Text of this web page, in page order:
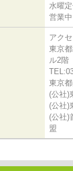
水曜
営業中
アク
東京
ル2階
東京
(公社)
(公社)
(公社)
盟